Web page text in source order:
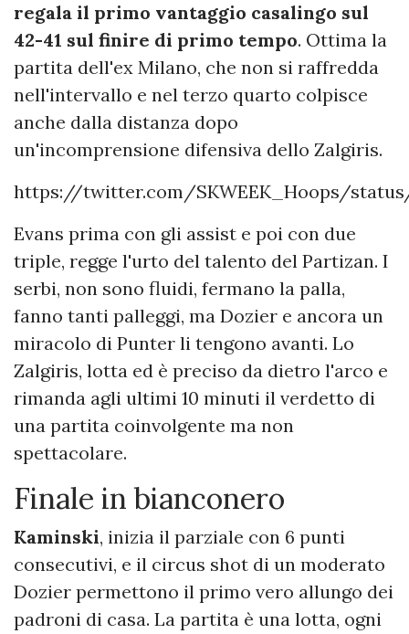
regala il primo vantaggio casalingo sul
42-41 sul finire di primo tempo. Ottima la
partita dell'ex Milano, che non si raffredda
nell'intervallo e nel terzo quarto colpisce
anche dalla distanza dopo
un'incomprensione difensiva dello Zalgiris.
https://twitter.com/SKWEEK_Hoops/status/
Evans prima con gli assist e poi con due
triple, regge l'urto del talento del Partizan. I
serbi, non sono fluidi, fermano la palla,
fanno tanti palleggi, ma Dozier e ancora un
miracolo di Punter li tengono avanti. Lo
Zalgiris, lotta ed è preciso da dietro l'arco e
rimanda agli ultimi 10 minuti il verdetto di
una partita coinvolgente ma non
spettacolare.
Finale in bianconero
Kaminski, inizia il parziale con 6 punti
consecutivi, e il circus shot di un moderato
Dozier permettono il primo vero allungo dei
padroni di casa. La partita è una lotta, ogni